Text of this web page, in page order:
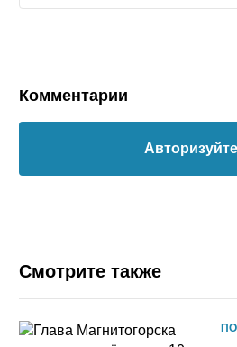
Комментарии
Смотрите также